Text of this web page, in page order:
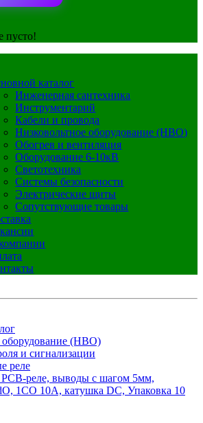
пусто!
каталог
Инженерная сантехника
Инструментарий
Кабели и провода
Низковольтное оборудование (НВО)
Обогрев и вентиляция
Оборудование 6-10кВ
Светотехника
Системы безопасности
Электрические щиты
Сопутствующие товары
оборудование (НВО)
и сигнализации
реле
реле, выводы с шагом 5мм,
1CO 10A, катушка DC, Упаковка 10